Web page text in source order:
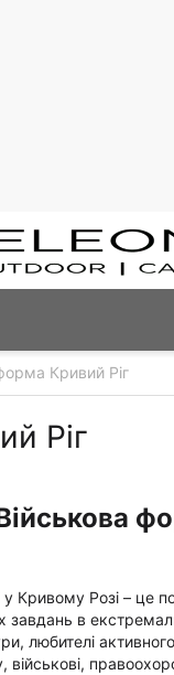
Кривий Ріг
Ріг
у Кривому Розі – це
завдань в
любителі активного